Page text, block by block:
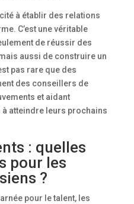
à établir des relations
C’est une véritable
de réussir des
aussi de construire un
pas rare que des
des conseillers de
et aidant
atteindre leurs prochains
: quelles
pour les
?
pour le talent, les